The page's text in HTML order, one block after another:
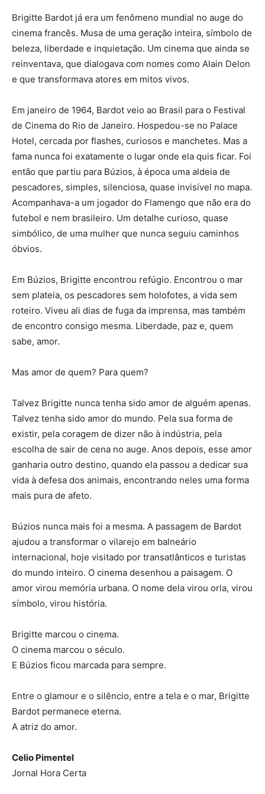
Brigitte Bardot já era um fenômeno mundial no auge do
cinema francês. Musa de uma geração inteira, símbolo de
beleza, liberdade e inquietação. Um cinema que ainda se
reinventava, que dialogava com nomes como Alain Delon
e que transformava atores em mitos vivos.
Em janeiro de 1964, Bardot veio ao Brasil para o Festival
de Cinema do Rio de Janeiro. Hospedou-se no Palace
Hotel, cercada por flashes, curiosos e manchetes. Mas a
fama nunca foi exatamente o lugar onde ela quis ficar. Foi
então que partiu para Búzios, à época uma aldeia de
pescadores, simples, silenciosa, quase invisível no mapa.
Acompanhava-a um jogador do Flamengo que não era do
futebol e nem brasileiro. Um detalhe curioso, quase
simbólico, de uma mulher que nunca seguiu caminhos
óbvios.
Em Búzios, Brigitte encontrou refúgio. Encontrou o mar
sem plateia, os pescadores sem holofotes, a vida sem
roteiro. Viveu ali dias de fuga da imprensa, mas também
de encontro consigo mesma. Liberdade, paz e, quem
sabe, amor.
Mas amor de quem? Para quem?
Talvez Brigitte nunca tenha sido amor de alguém apenas.
Talvez tenha sido amor do mundo. Pela sua forma de
existir, pela coragem de dizer não à indústria, pela
escolha de sair de cena no auge. Anos depois, esse amor
ganharia outro destino, quando ela passou a dedicar sua
vida à defesa dos animais, encontrando neles uma forma
mais pura de afeto.
Búzios nunca mais foi a mesma. A passagem de Bardot
ajudou a transformar o vilarejo em balneário
internacional, hoje visitado por transatlânticos e turistas
do mundo inteiro. O cinema desenhou a paisagem. O
amor virou memória urbana. O nome dela virou orla, virou
símbolo, virou história.
Brigitte marcou o cinema.
O cinema marcou o século.
E Búzios ficou marcada para sempre.
Entre o glamour e o silêncio, entre a tela e o mar, Brigitte
Bardot permanece eterna.
A atriz do amor.
Celio Pimentel
Jornal Hora Certa